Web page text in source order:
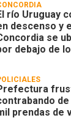
río Uruguay
descenso y
se
debajo de
prendas de